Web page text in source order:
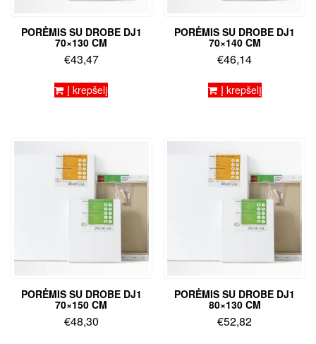
PORĖMIS SU DROBE DJ1
70×130 CM
€43,47
Į krepšelį
PORĖMIS SU DROBE DJ1
70×140 CM
€46,14
Į krepšelį
PORĖMIS SU DROBE DJ1
70×150 CM
€48,30
PORĖMIS SU DROBE DJ1
80×130 CM
€52,82